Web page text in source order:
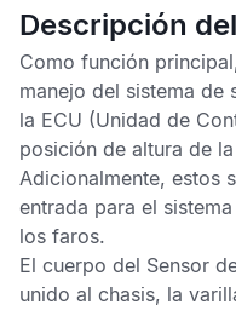
Descripción
Como función
manejo del sistema de
la ECU (Unidad de
posición de altura de
Adicionalmente, estos
entrada para el
los faros.
El cuerpo del Sensor
unido al chasis, la